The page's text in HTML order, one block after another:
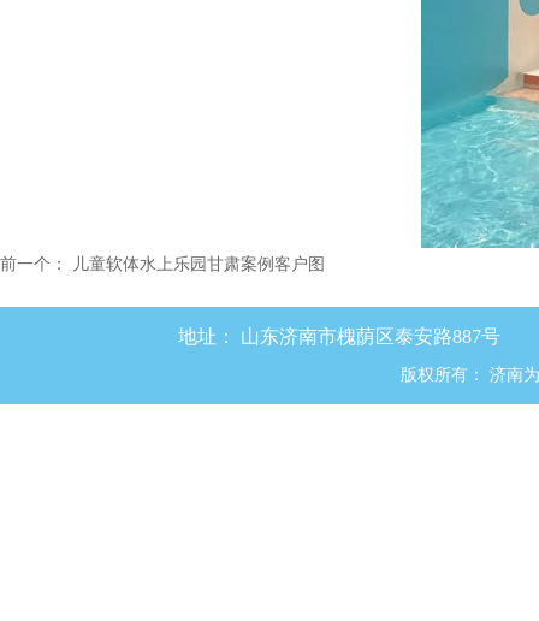
前一个： 儿童软体水上乐园甘肃案例客户图
地址： 山东济南市槐荫区泰安路887号
版权所有： 济南